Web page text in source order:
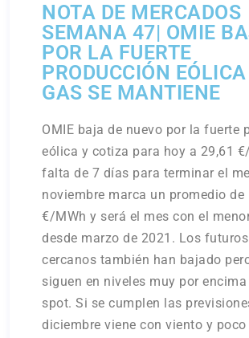
NOTA DE MERCADOS
SEMANA 47| OMIE
POR LA FUERTE
PRODUCCIÓN
GAS SE MANTIENE
OMIE baja de nuevo por la fuerte
eólica y cotiza para hoy a 29,61
falta de 7 días para terminar el
noviembre marca un promedio de
€/MWh y será el mes con el
desde marzo de 2021. Los
cercanos también han bajado
siguen en niveles muy por
spot. Si se cumplen las
diciembre viene con viento y